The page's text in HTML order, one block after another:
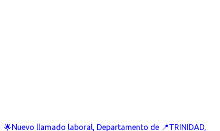
🌟Nuevo llamado laboral, Departamento de 📍TRINIDAD,